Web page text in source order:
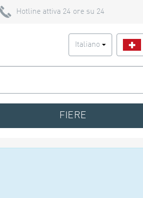
Hotline attiva 24 ore su 24
Italiano
FIERE